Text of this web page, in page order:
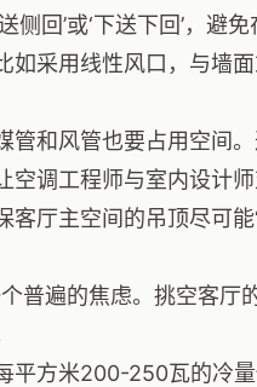
回’或‘下送下回’，避
如采用线性风口，与墙
管和风管也要占用空间
空调工程师与室内设计
厅主空间的吊顶尽可能‘
普遍的焦虑。挑空客厅
平方米200-250瓦的冷